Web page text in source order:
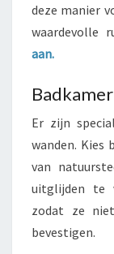
deze manier
waardevolle
aan.
Er zijn
wanden. Kies
van
uitglijden te
zodat ze
bevestigen.